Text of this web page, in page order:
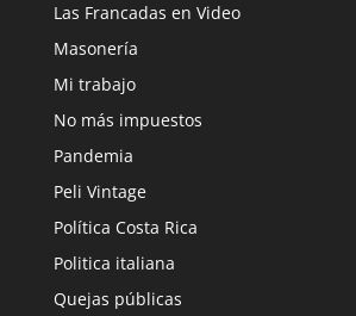
Las Francadas en Video
Masonería
Mi trabajo
No más impuestos
Pandemia
Peli Vintage
Política Costa Rica
Politica italiana
Quejas públicas